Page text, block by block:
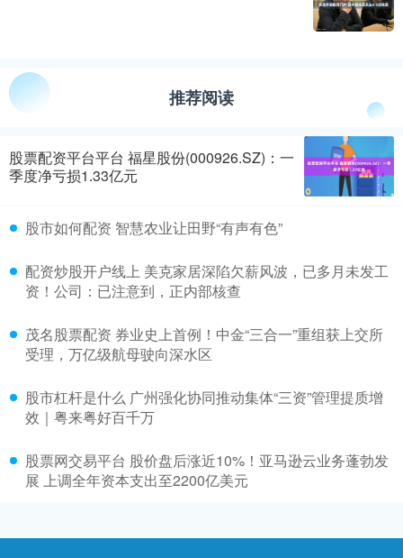
推荐阅读
股票配资平台平台 福星股份(000926.SZ)：一
季度净亏损1.33亿元
股市如何配资 智慧农业让田野“有声有色”
配资炒股开户线上 美克家居深陷欠薪风波，已多月未发工
资！公司：已注意到，正内部核查
茂名股票配资 券业史上首例！中金“三合一”重组获上交所
受理，万亿级航母驶向深水区
股市杠杆是什么 广州强化协同推动集体“三资”管理提质增
效｜粤来粤好百千万
股票网交易平台 股价盘后涨近10%！亚马逊云业务蓬勃发
展 上调全年资本支出至2200亿美元